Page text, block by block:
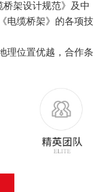
架设计规范》及中
电缆桥架》的各项技
理位置优越，合作条